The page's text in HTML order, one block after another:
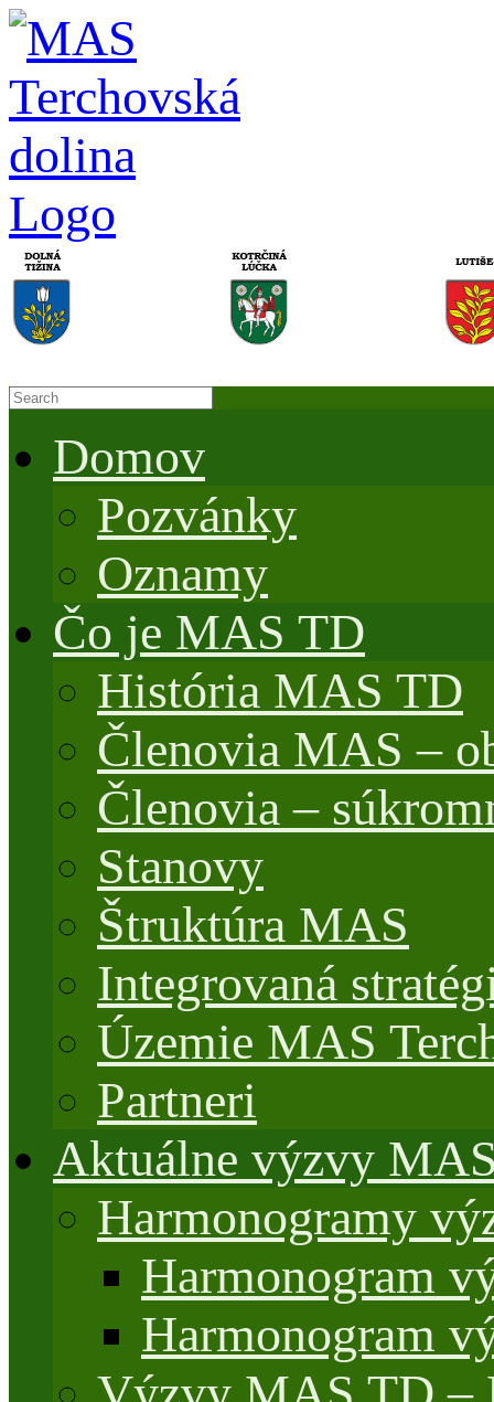
Domov
Pozvánky
Oznamy
Čo je MAS TD
História MAS TD
Členovia MAS –
Členovia –
Stanovy
Štruktúra MAS
Integrovaná
Územie MAS
Partneri
Aktuálne výzvy
Harmonogramy
Harmonogram
Harmonogram